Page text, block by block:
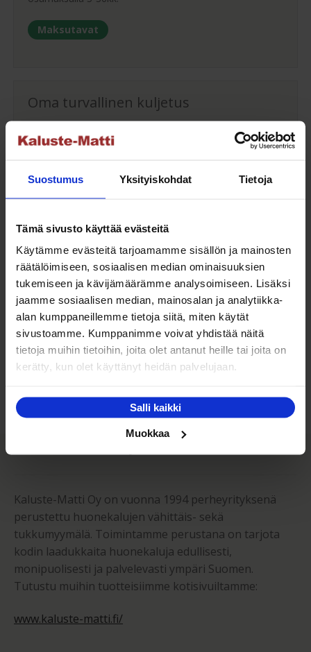
Suostumus Yksityiskohdat Tietoja
Tämä sivusto käyttää evästeitä
Käytämme evästeitä tarjoamamme sisällön ja mainosten
räätälöimiseen, sosiaalisen median ominaisuuksien
tukemiseen ja kävijämäärämme analysoimiseen. Lisäksi
jaamme sosiaalisen median, mainosalan ja analytiikka-
alan kumppaneillemme tietoja siitä, miten käytät
sivustoamme. Kumppanimme voivat yhdistää näitä
tietoja muihin tietoihin, joita olet antanut heille tai joita on
kerätty, kun olet käyttänyt heidän palvelujaan.
Salli kaikki
Muokkaa
Maksutavat
Oma turvallinen kuljetus
Kaluste-Matin oma kuljetus on turvallinen tapa
ehjänä perille - ja vieläpä sisäänkannettuna!
Yleiset ehdot
Tutustu yleisiin toimitus- ja maksuehtoihimme.
Yleiset ehdot
Kaluste-Matti Oy on vuonna 1994 perheyrityksenä
perustettu huonekalujen vähittäis- sekä
tukkumyymälä. Toimintamme perustana on tarjota
kodin laadukkaita huonekaluja edullisesti,
monipuolisesti ja palvelevasti ympäri Suomen.
Tutustu muihin tuotteisiimme kotisivuiltamme:
www.kaluste-matti.fi/